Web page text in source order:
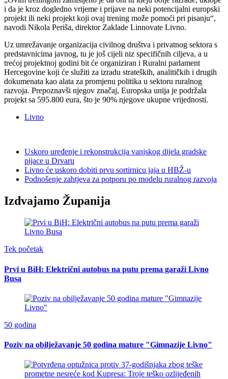
i da je kroz dogledno vrijeme i prijave na neki potencijalni europski
projekt ili neki projekt koji ovaj trening može pomoći pri pisanju“,
navodi Nikola Periša, direktor Zaklade Linnovate Livno.
Uz umrežavanje organizacija civilnog društva i privatnog sektora s
predstavnicima javnog, tu je još cijeli niz specifičnih ciljeva, a u
trećoj projektnoj godini bit će organiziran i Ruralni parlament
Hercegovine koji će služiti za izradu strateških, analitičkih i drugih
dokumenata kao alata za promjenu politika u sektoru ruralnog
razvoja. Prepoznavši njegov značaj, Europska unija je podržala
projekt sa 595.800 eura, što je 90% njegove ukupne vrijednosti.
Livno
Uskoro uređenje i rekonstrukcija vanjskog dijela gradske
pijace u Drvaru
Livno će uskoro dobiti prvu sortirnicu jaja u HBŽ-u
Podnošenje zahtjeva za potporu po modelu ruralnog razvoja
Izdvajamo Županija
Tek početak
Prvi u BiH: Električni autobus na putu prema garaži Livno
Busa
50 godina
Poziv na obilježavanje 50 godina mature "Gimnazije Livno"